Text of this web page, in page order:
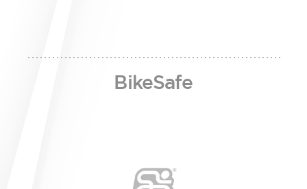
BikeSafe